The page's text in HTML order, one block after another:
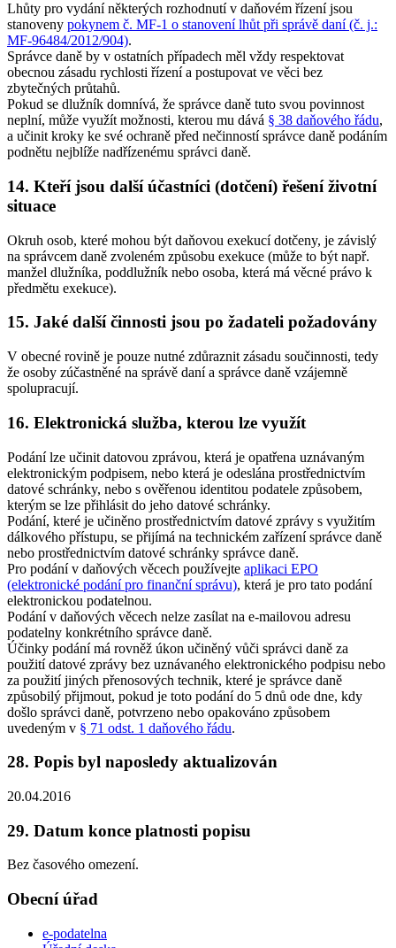
Lhůty pro vydání některých rozhodnutí v daňovém řízení jsou
stanoveny pokynem č. MF-1 o stanovení lhůt při správě daní (č. j.:
MF-96484/2012/904).
Správce daně by v ostatních případech měl vždy respektovat
obecnou zásadu rychlosti řízení a postupovat ve věci bez
zbytečných průtahů.
Pokud se dlužník domnívá, že správce daně tuto svou povinnost
neplní, může využít možnosti, kterou mu dává § 38 daňového řádu,
a učinit kroky ke své ochraně před nečinností správce daně podáním
podnětu nejblíže nadřízenému správci daně.
14. Kteří jsou další účastníci (dotčení) řešení životní
situace
Okruh osob, které mohou být daňovou exekucí dotčeny, je závislý
na správcem daně zvoleném způsobu exekuce (může to být např.
manžel dlužníka, poddlužník nebo osoba, která má věcné právo k
předmětu exekuce).
15. Jaké další činnosti jsou po žadateli požadovány
V obecné rovině je pouze nutné zdůraznit zásadu součinnosti, tedy
že osoby zúčastněné na správě daní a správce daně vzájemně
spolupracují.
16. Elektronická služba, kterou lze využít
Podání lze učinit datovou zprávou, která je opatřena uznávaným
elektronickým podpisem, nebo která je odeslána prostřednictvím
datové schránky, nebo s ověřenou identitou podatele způsobem,
kterým se lze přihlásit do jeho datové schránky.
Podání, které je učiněno prostřednictvím datové zprávy s využitím
dálkového přístupu, se přijímá na technickém zařízení správce daně
nebo prostřednictvím datové schránky správce daně.
Pro podání v daňových věcech používejte aplikaci EPO
(elektronické podání pro finanční správu), která je pro tato podání
elektronickou podatelnou.
Podání v daňových věcech nelze zasílat na e-mailovou adresu
podatelny konkrétního správce daně.
Účinky podání má rovněž úkon učiněný vůči správci daně za
použití datové zprávy bez uznávaného elektronického podpisu nebo
za použití jiných přenosových technik, které je správce daně
způsobilý přijmout, pokud je toto podání do 5 dnů ode dne, kdy
došlo správci daně, potvrzeno nebo opakováno způsobem
uvedeným v § 71 odst. 1 daňového řádu.
28. Popis byl naposledy aktualizován
20.04.2016
29. Datum konce platnosti popisu
Bez časového omezení.
Obecní úřad
e-podatelna